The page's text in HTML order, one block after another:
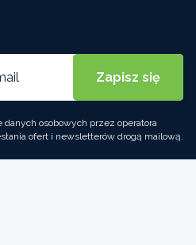
osobowych przez operatora
ofert i newsletterów drogą mailową.